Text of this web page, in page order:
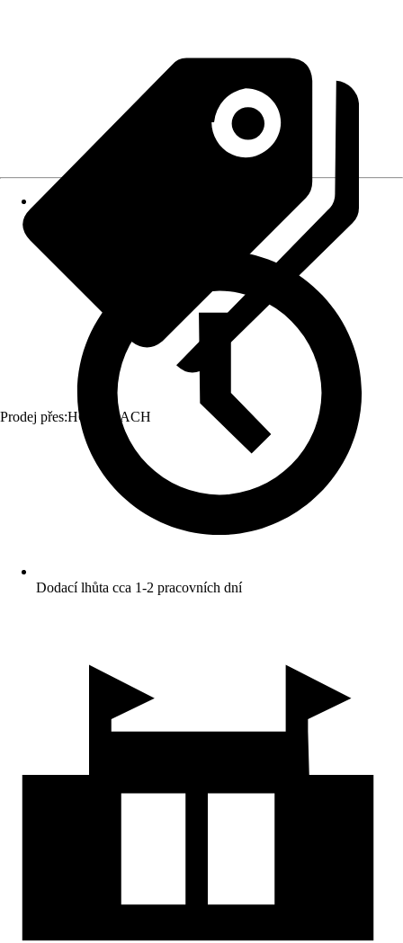
Prodej přes:HORNBACH
Dodací lhůta cca 1-2 pracovních dní